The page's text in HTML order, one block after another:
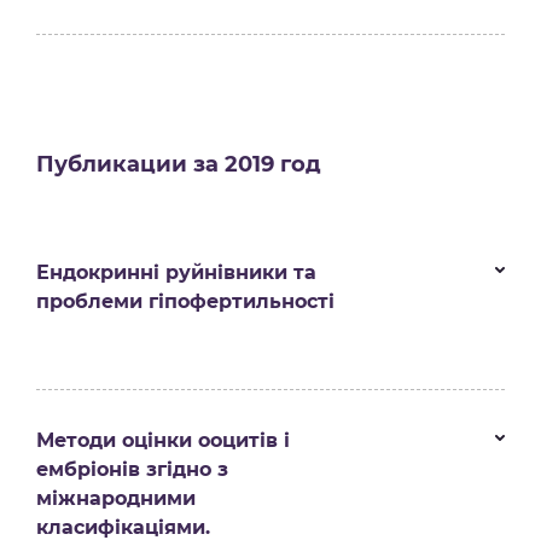
Публикации за 2019 год
Ендокринні руйнівники та
проблеми гіпофертильності
Методи оцінки ооцитів і
ембріонів згідно з
міжнародними
класифікаціями.